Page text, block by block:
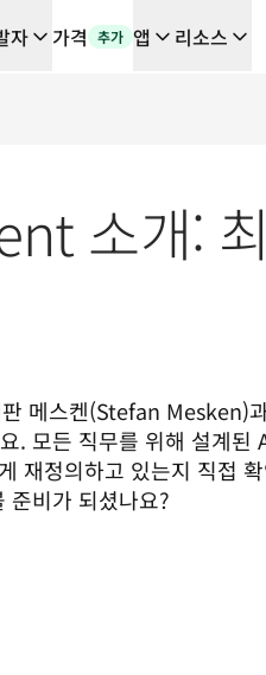
례 및 통합 기능을 위한 새로
DeepL
워크플로우를 처음부터 끝까
랫폼까지
demo with DeepL Voice
자 가격 추가 앱 리소스
소개:
메스켄(Stefan Mesken)
. 모든 직무를 위해 설계된
재정의하고 있는지 직접
준비가 되셨나요?